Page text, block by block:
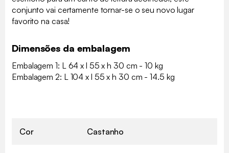
conjunto vai certamente tornar-se o seu novo lugar
favorito na casa!
Dimensões da embalagem
Embalagem 1: L 64 x l 55 x h 30 cm - 10 kg
Embalagem 2: L 104 x l 55 x h 30 cm - 14.5 kg
Cor Castanho